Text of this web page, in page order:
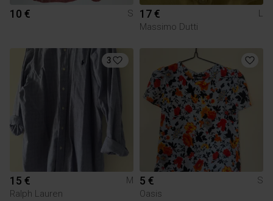
10 € S 17 €
L
Massimo Dutti
3
15 €
M
Ralph Lauren
5 €
S
Oasis